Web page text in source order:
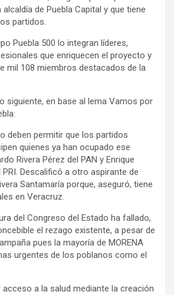
de Puebla Capital y que tiene
partidos.
Puebla 500 lo integran líderes,
que enriquecen el proyecto y
mil 108 miembros destacados de la
siguiente, en base al lema Vamos por
deben permitir que los partidos
quienes ya han ocupado ese
Rivera Pérez del PAN y Enrique
PRI. Descalificó a otro aspirante de
Santamaría porque, aseguró, tiene
en Veracruz.
del Congreso del Estado ha fallado,
el rezago existente, a pesar de
pues la mayoría de MORENA
urgentes de los poblanos como el
a la salud mediante la creación